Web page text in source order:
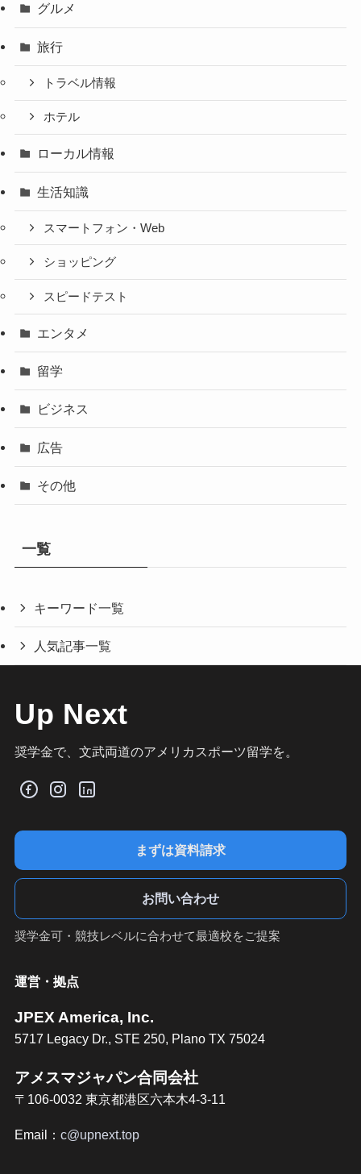
グルメ
旅行
トラベル情報
ホテル
ローカル情報
生活知識
スマートフォン・Web
ショッピング
スピードテスト
エンタメ
留学
ビジネス
広告
その他
一覧
キーワード一覧
人気記事一覧
Up Next
奨学金で、文武両道のアメリカスポーツ留学を。
まずは資料請求
お問い合わせ
奨学金可・競技レベルに合わせて最適校をご提案
運営・拠点
JPEX America, Inc.
5717 Legacy Dr., STE 250, Plano TX 75024
アメスマジャパン合同会社
〒106-0032 東京都港区六本木4-3-11
Email： c@upnext.top